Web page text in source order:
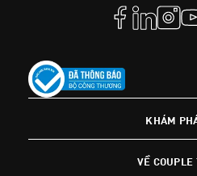
KHÁM
VỀ COUPLE